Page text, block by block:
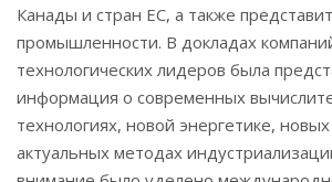
Канады и стран ЕС, а также
промышленности. В докладах
технологических лидеров была
информация о современных
технологиях, новой энергетике,
актуальных методах